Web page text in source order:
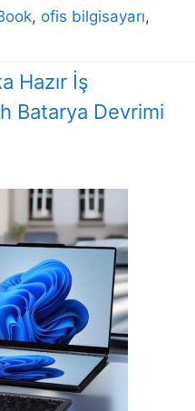
, ofis bilgisayarı,
Hazır İş
Batarya Devrimi